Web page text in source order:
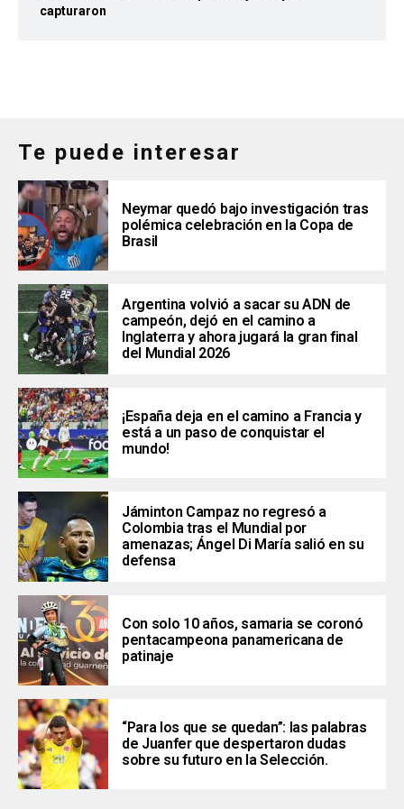
capturaron
Te puede interesar
Neymar quedó bajo investigación tras
polémica celebración en la Copa de
Brasil
Argentina volvió a sacar su ADN de
campeón, dejó en el camino a
Inglaterra y ahora jugará la gran final
del Mundial 2026
¡España deja en el camino a Francia y
está a un paso de conquistar el
mundo!
Jáminton Campaz no regresó a
Colombia tras el Mundial por
amenazas; Ángel Di María salió en su
defensa
Con solo 10 años, samaria se coronó
pentacampeona panamericana de
patinaje
“Para los que se quedan”: las palabras
de Juanfer que despertaron dudas
sobre su futuro en la Selección.